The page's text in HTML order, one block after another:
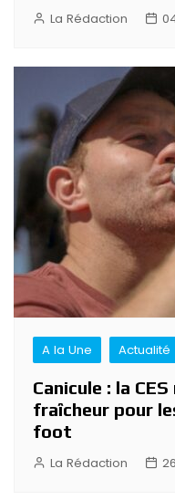
La Rédaction
A la Une Actualité
Canicule : la
fraîcheur pour
foot
La Rédaction